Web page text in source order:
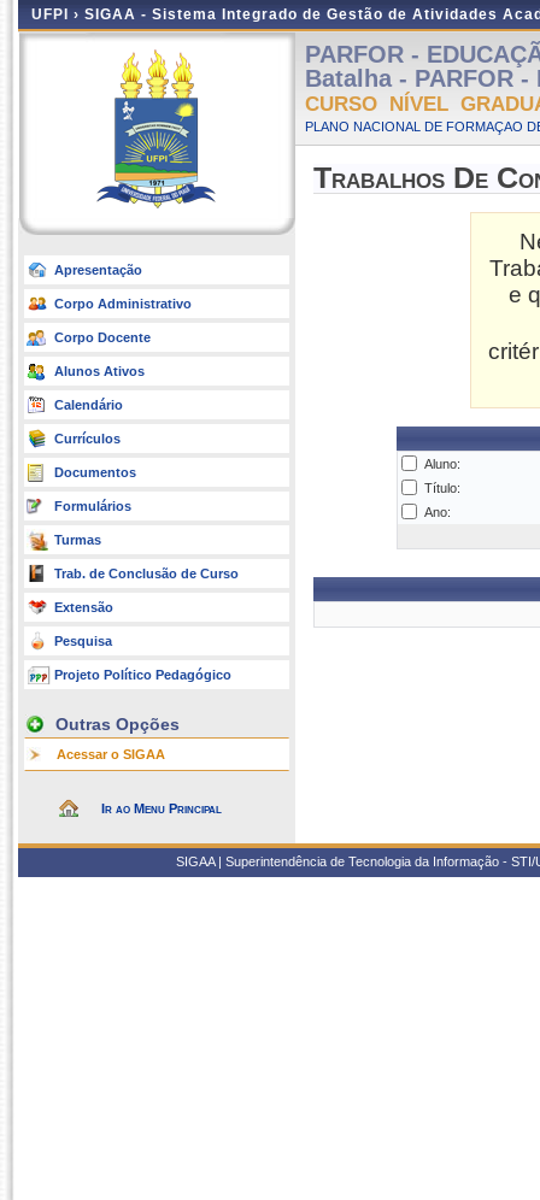
UFPI › SIGAA - Sistema Integrado de Gestão de Atividades
Apresentação
Corpo Administrativo
Corpo Docente
Alunos Ativos
Calendário
Currículos
Documentos
Formulários
Turmas
Trab. de Conclusão de Curso
Extensão
Pesquisa
Projeto Político Pedagógico
Outras Opções
Acessar o SIGAA
Ir ao Menu Principal
PARFOR -
Batalha - PARFOR
CURSO NÍVEL
PLANO NACIONAL DE FORMAÇAO
Trabalhos De
e
Aluno:
Título:
Ano:
SIGAA | Superintendência de Tecnologia da Informação -